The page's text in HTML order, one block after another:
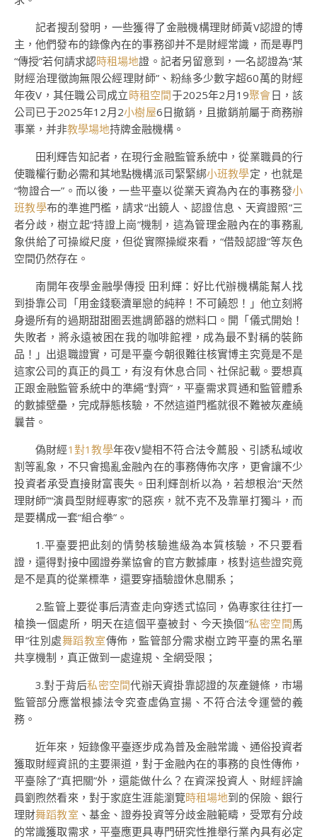
記者搜刮發明，一些獲得了金融機構理財師黃V認證的博
主，他們發布的錄像內在的事務卻并不是財經常識，而是專門
“傳授”若何請求認時租場地證。記者另留意到，一名認證為“某
財經治理徵詢無限公經理財師”、粉絲多少數字超60萬的財經
年夜V，其任職公司成立時租空間于2025年2月19聚會日，該
公司已于2025年12月2小樹屋6日撤銷，且撤銷前屬于商務辦
事業，并非教學場地持牌金融機構。
田利輝告知記者，在現行金融監管系統中，從業職員的行
使職權行動必需和其地點機構派司緊緊綁小班教學定，也就是
“物證合一”。而以後，一些平臺以從業天資為內在的事務發小
班教學布的準進門檻，請求“出鏡人、認證信息、天資證照”三
者分歧，樹立起“持證上崗”機制，這為管理金融內在的事務亂
象供給了可操縱尺度，但從實際操縱來看，“借殼認證”等灰色
空間仍然存在。
南開年夜學金融學傳授 田利輝：好比代辦機構能幫人找
到掛靠公司「用金錢褻瀆單戀的純粹！不可饒恕！」他立刻將
身邊所有的過期甜甜圈丟進調節器的燃料口。開「儀式開始！
失敗者，將永遠被困在我的咖啡館裡，成為最不對稱的裝飾
品！」出退職證實，可是平臺今朝很難往核實博主究竟是不是
這家公司的真正的員工，有沒有休息合同、社保記載。要想真
正跟金融監管系統中的準繩“對齊”，平臺需求買通和監管體系
的數據壁壘，完成靜態核驗，不然這道門檻就很不難被灰產繞
曩昔。
偽財經1對1教學年夜V變相不符合法令薦股、引誘私域收
割等亂象，不只會搗亂金融內在的事務傳佈次序，更會讓不少
投資者承受直接財富喪失。田利輝剖析以為，若想根治“天然
理財師”“演員型財經專家”的惡疾，就不克不及靠單打獨斗，而
是要構成一套“組合拳”。
1.平臺要把此刻的情勢核驗進級為本質核驗，不只要看
證，還得對接中國證券業協會的官方數據庫，核對這些證究竟
是不是真的從業標準，還要穿插驗證休息關系；
2.監管上要從事后清查走向穿透式協同，偽專家往往打一
槍換一個處所，明天在這個平臺被封、今天換個“私密空間馬
甲”往別處舞蹈教室傳佈，監管部分需求樹立跨平臺的黑名單
共享機制，真正做到一處違規、全網受限；
3.對于背后私密空間代辦天資掛靠認證的灰產鏈條，市場
監管部分應當根據法令究查虛偽宣揚、不符合法令運營的義
務。
近年來，短錄像平臺逐步成為普及金融常識、通俗投資者
獲取財經資訊的主要渠道，對于金融內在的事務的良性傳佈，
平臺除了“真把關”外，還能做什么？在‌資深投資人‌、‌財經評論
員劉煦然看來，對于家庭生涯能瀏覽時租場地到的保險、銀行
理財舞蹈教室 、基金、證券投資等分歧金融範疇，受眾有分歧
的常識獲取需求，平臺應更具專門研究性推舉行業內具有必定